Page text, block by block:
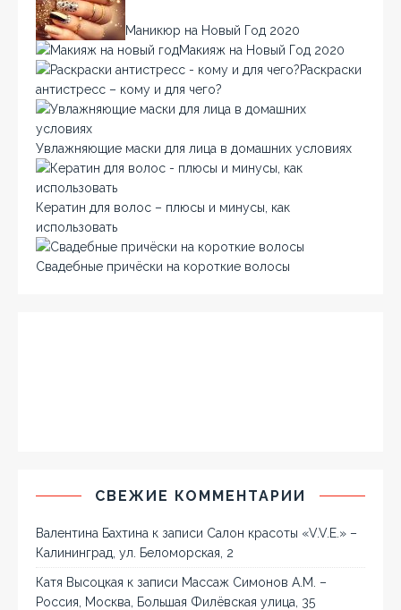
Маникюр на Новый Год 2020
Макияж на Новый Год 2020
Раскраски
антистресс – кому и для чего?
Увлажняющие маски для лица в домашних условиях
Кератин для волос – плюсы и минусы, как
использовать
Свадебные причёски на короткие волосы
СВЕЖИЕ КОММЕНТАРИИ
Валентина Бахтина к записи Салон красоты «V.V.E.» –
Калининград, ул. Беломорская, 2
Катя Высоцкая к записи Массаж Симонов А.М. –
Россия, Москва, Большая Филёвская улица, 35